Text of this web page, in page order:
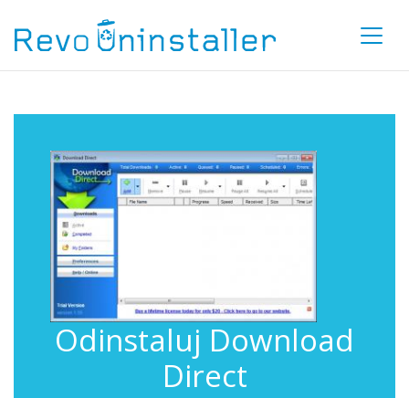
Odinstaluj Download
Direct